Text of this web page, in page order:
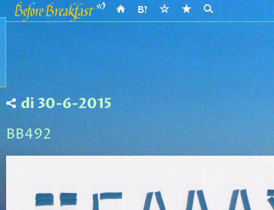
di 30-6-2015
BB492